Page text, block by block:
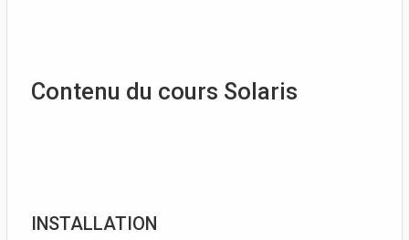
Contenu du cours Solaris
INSTALLATION